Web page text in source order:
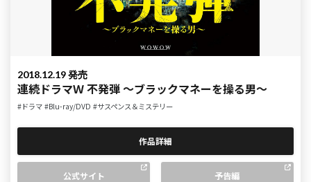
2018.12.19 発売
連続ドラマＷ 不発弾 ～ブラックマネーを操る男～
#ドラマ #Blu-ray/DVD #サスペンス＆ミステリー
作品詳細
公式サイト 予告編